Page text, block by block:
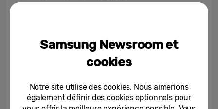
disponibles en Belgique
Samsung Newsroom et
cookies
Notre site utilise des cookies. Nous aimerions
également définir des cookies optionnels pour